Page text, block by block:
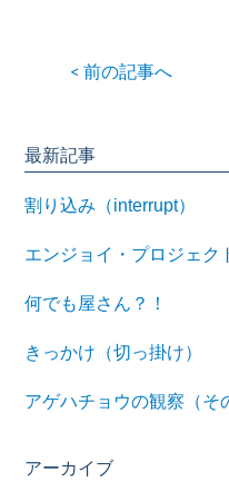
< 前の記事へ
最新記事
割り込み（interrupt）
エンジョイ・プロジェク
何でも屋さん？！
きっかけ（切っ掛け）
アゲハチョウの観察（そ
アーカイブ